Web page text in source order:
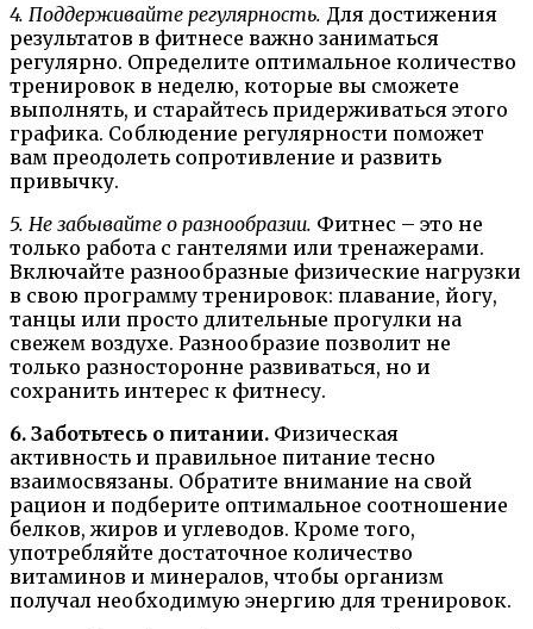
4. Поддерживайте регулярность. Для достижения
результатов в фитнесе важно заниматься
регулярно. Определите оптимальное количество
тренировок в неделю, которые вы сможете
выполнять, и старайтесь придерживаться этого
графика. Соблюдение регулярности поможет
вам преодолеть сопротивление и развить
привычку.
5. Не забывайте о разнообразии. Фитнес – это не
только работа с гантелями или тренажерами.
Включайте разнообразные физические нагрузки
в свою программу тренировок: плавание, йогу,
танцы или просто длительные прогулки на
свежем воздухе. Разнообразие позволит не
только разносторонне развиваться, но и
сохранить интерес к фитнесу.
6. Заботьтесь о питании. Физическая
активность и правильное питание тесно
взаимосвязаны. Обратите внимание на свой
рацион и подберите оптимальное соотношение
белков, жиров и углеводов. Кроме того,
употребляйте достаточное количество
витаминов и минералов, чтобы организм
получал необходимую энергию для тренировок.